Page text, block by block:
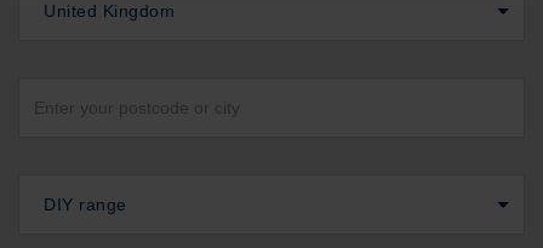
United Kingdom
DIY range